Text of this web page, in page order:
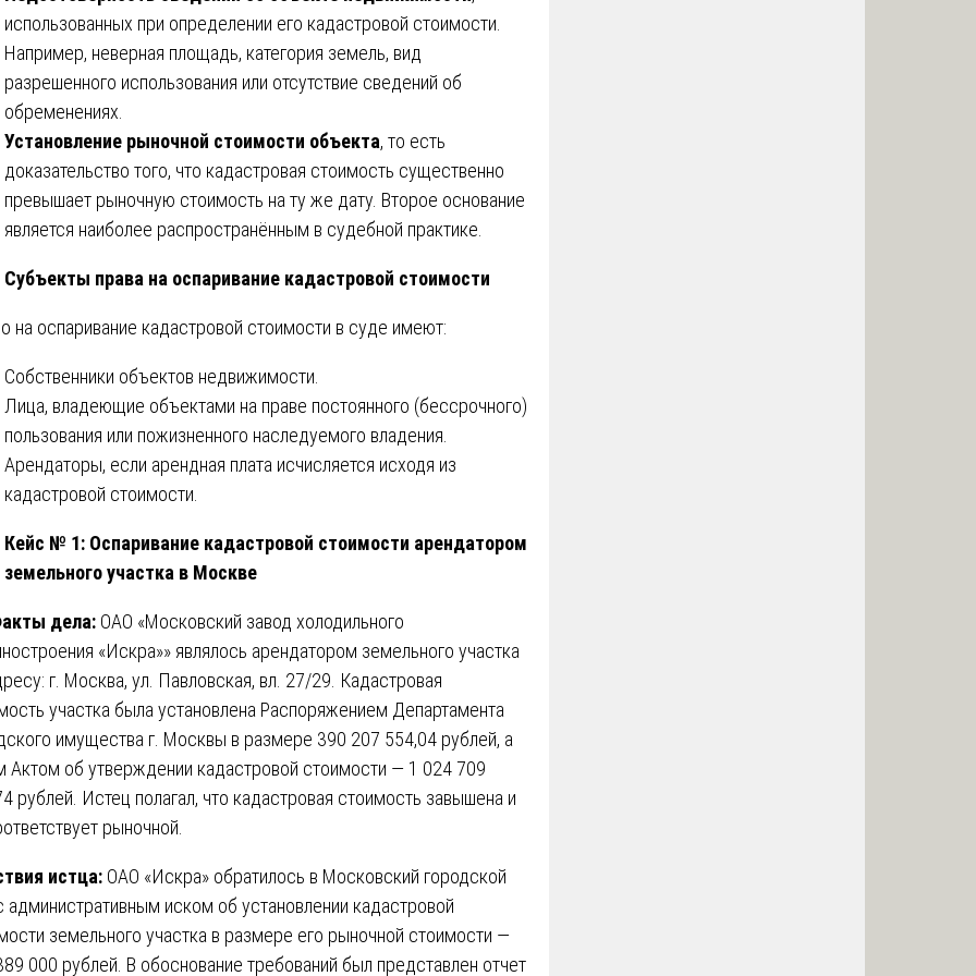
использованных при определении его кадастровой стоимости.
Например, неверная площадь, категория земель, вид
разрешенного использования или отсутствие сведений об
обременениях.
Установление рыночной стоимости объекта, то есть
доказательство того, что кадастровая стоимость существенно
превышает рыночную стоимость на ту же дату. Второе основание
является наиболее распространённым в судебной практике.
Субъекты права на оспаривание кадастровой стоимости
на оспаривание кадастровой стоимости в суде имеют:
Собственники объектов недвижимости.
Лица, владеющие объектами на праве постоянного (бессрочного)
пользования или пожизненного наследуемого владения.
Арендаторы, если арендная плата исчисляется исходя из
кадастровой стоимости.
Кейс № 1: Оспаривание кадастровой стоимости арендатором
земельного участка в Москве
дела: ОАО «Московский завод холодильного
«Искра»» являлось арендатором земельного участка
г. Москва, ул. Павловская, вл. 27/29. Кадастровая
участка была установлена Распоряжением Департамента
имущества г. Москвы в размере 390 207 554,04 рублей, а
Актом об утверждении кадастровой стоимости — 1 024 709
рублей. Истец полагал, что кадастровая стоимость завышена и
рыночной.
истца: ОАО «Искра» обратилось в Московский городской
административным иском об установлении кадастровой
земельного участка в размере его рыночной стоимости —
000 рублей. В обоснование требований был представлен отчет